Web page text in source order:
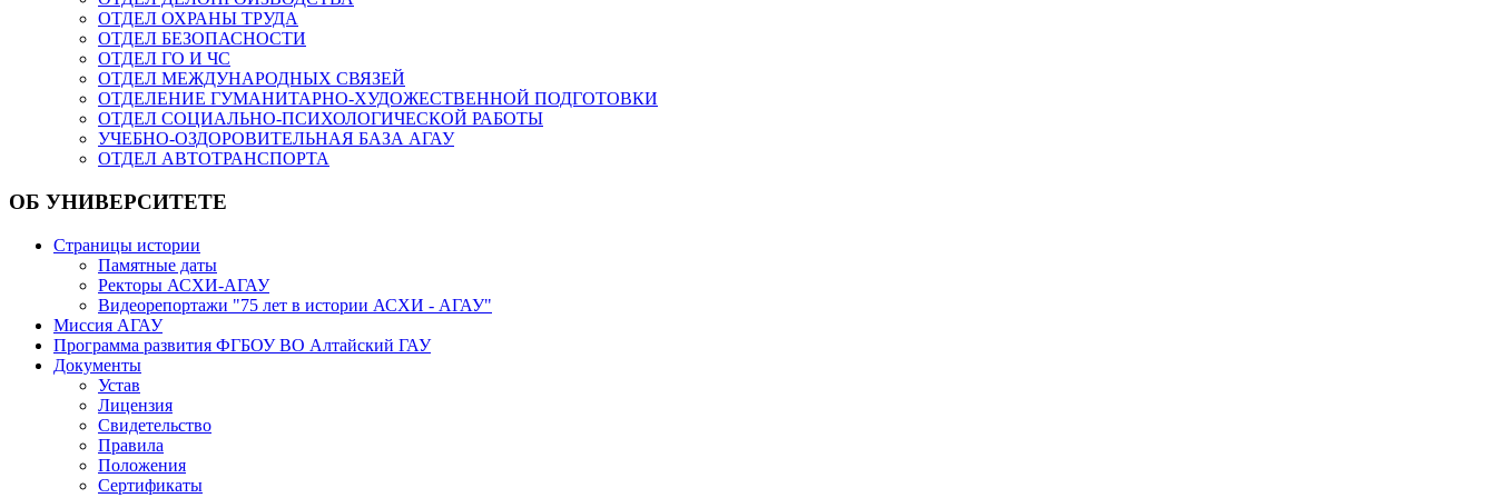
ОТДЕЛ ОХРАНЫ ТРУДА
ОТДЕЛ БЕЗОПАСНОСТИ
ОТДЕЛ ГО И ЧС
ОТДЕЛ МЕЖДУНАРОДНЫХ СВЯЗЕЙ
ОТДЕЛЕНИЕ ГУМАНИТАРНО-ХУДОЖЕСТВЕННОЙ ПОДГОТОВКИ
ОТДЕЛ СОЦИАЛЬНО-ПСИХОЛОГИЧЕСКОЙ РАБОТЫ
УЧЕБНО-ОЗДОРОВИТЕЛЬНАЯ БАЗА АГАУ
ОТДЕЛ АВТОТРАНСПОРТА
ОБ УНИВЕРСИТЕТЕ
Страницы истории
Памятные даты
Ректоры АСХИ-АГАУ
Видеорепортажи "75 лет в истории АСХИ - АГАУ"
Миссия АГАУ
Программа развития ФГБОУ ВО Алтайский ГАУ
Документы
Устав
Лицензия
Свидетельство
Правила
Положения
Сертификаты